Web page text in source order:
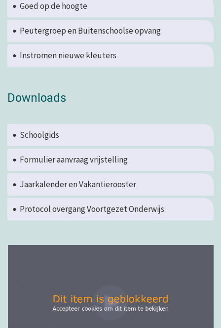
Goed op de hoogte
Peutergroep en Buitenschoolse opvang
Instromen nieuwe kleuters
Downloads
Schoolgids
Formulier aanvraag vrijstelling
Jaarkalender en Vakantierooster
Protocol overgang Voortgezet Onderwijs